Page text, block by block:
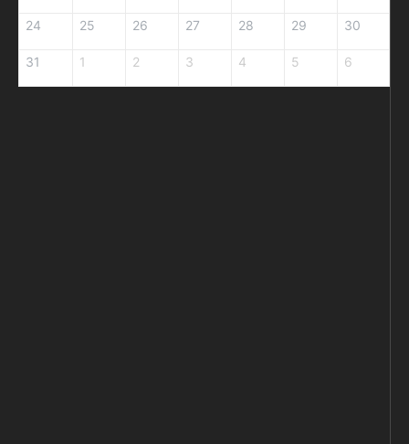
24 25 26 27 28 29 30
31 1 2 3 4 5 6